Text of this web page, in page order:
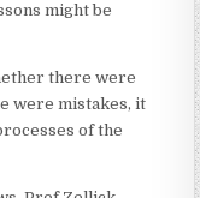
might be
there were
were mistakes, it
of the